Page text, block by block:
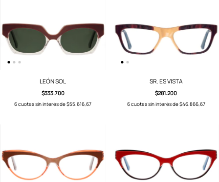
LEÓN SOL
$333.700
6cuotas sin interés de$55.616,67
SR. ES VISTA
$281.200
6cuotas sin interés de$46.866,67